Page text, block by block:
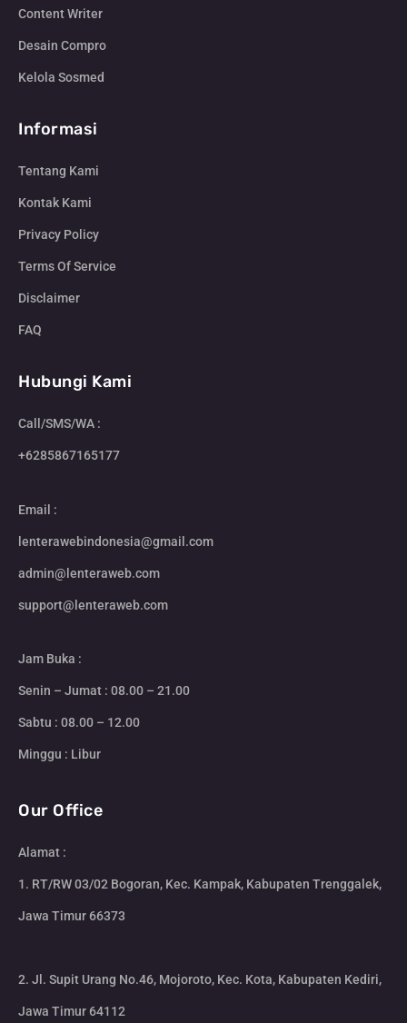
Content Writer
Desain Compro
Kelola Sosmed
Informasi
Tentang Kami
Kontak Kami
Privacy Policy
Terms Of Service
Disclaimer
FAQ
Hubungi Kami
Call/SMS/WA :
+6285867165177
Email :
lenterawebindonesia@gmail.com
admin@lenteraweb.com
support@lenteraweb.com
Jam Buka :
Senin – Jumat : 08.00 – 21.00
Sabtu : 08.00 – 12.00
Minggu : Libur
Our Office
Alamat :
1. RT/RW 03/02 Bogoran, Kec. Kampak, Kabupaten Trenggalek,
Jawa Timur 66373
2. Jl. Supit Urang No.46, Mojoroto, Kec. Kota, Kabupaten Kediri,
Jawa Timur 64112